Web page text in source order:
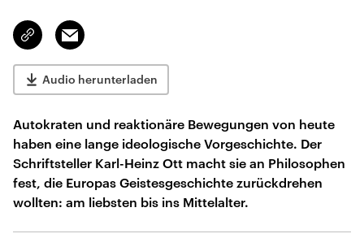
Link
kopieren/teilen
Email
Audio herunterladen
Autokraten und reaktionäre Bewegungen von heute
haben eine lange ideologische Vorgeschichte. Der
Schriftsteller Karl-Heinz Ott macht sie an Philosophen
fest, die Europas Geistesgeschichte zurückdrehen
wollten: am liebsten bis ins Mittelalter.